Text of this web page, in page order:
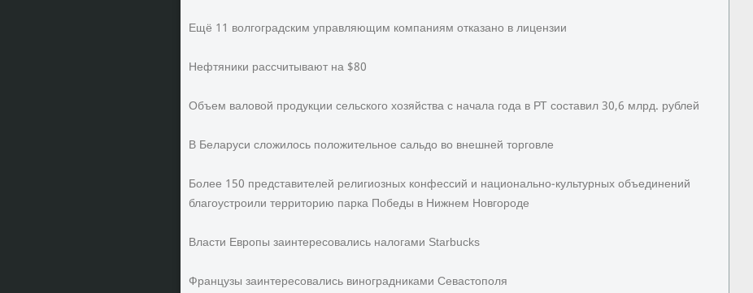
Ещё 11 волгоградским управляющим компаниям отказано в лицензии
Нефтяники рассчитывают на $80
Объем валовой продукции сельского хозяйства с начала года в РТ составил 30,6 млрд. рублей
В Беларуси сложилось положительное сальдо во внешней торговле
Более 150 представителей религиозных конфессий и национально-культурных объединений
благоустроили территорию парка Победы в Нижнем Новгороде
Власти Европы заинтересовались налогами Starbucks
Французы заинтересовались виноградниками Севастополя